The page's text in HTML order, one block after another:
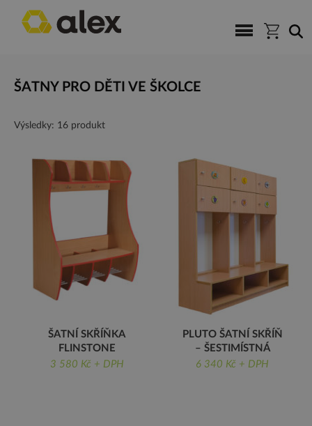
ŠATNY PRO DĚTI VE ŠKOLCE
Výsledky: 16 produkt
ŠATNÍ SKŘÍŇKA
FLINSTONE
ŠATNÍ SKŘÍŇKA
3 580 Kč + DPH
PLUTO ŠATNÍ SKŘÍŇ
– ŠESTIMÍSTNÁ
PLUTO ŠATNÍ SKŘÍŇ -
6 340 Kč + DPH